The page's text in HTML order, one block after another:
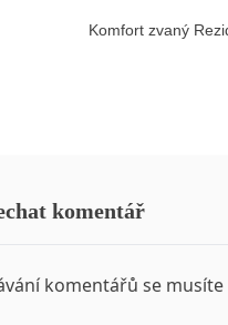
Komfort zvaný
komentář
komentářů se